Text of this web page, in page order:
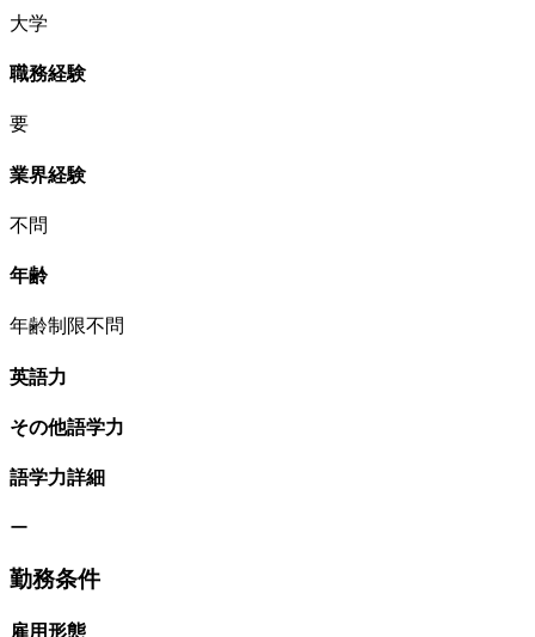
大学
職務経験
要
業界経験
不問
年齢
年齢制限不問
英語力
その他語学力
語学力詳細
ー
勤務条件
雇用形態